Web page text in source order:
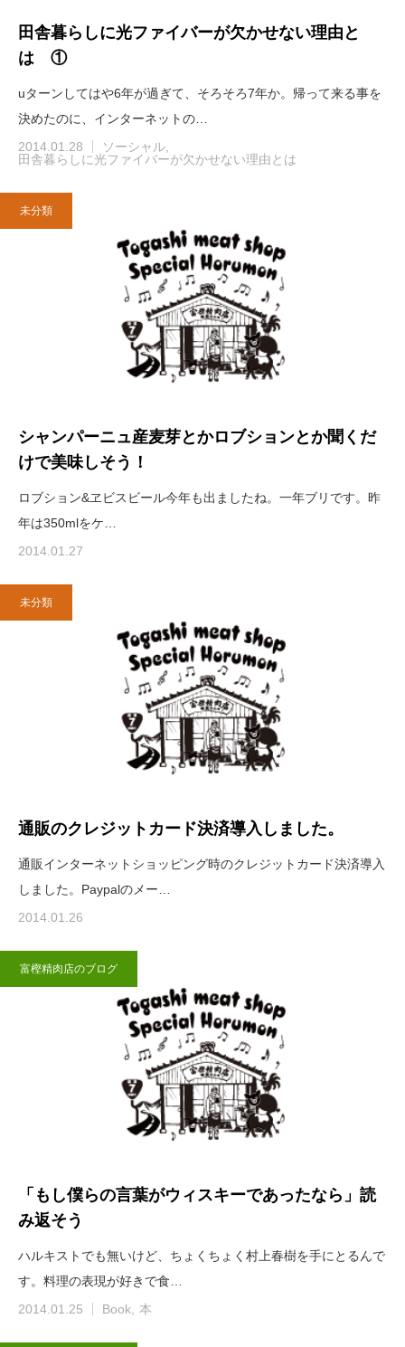
田舎暮らしに光ファイバーが欠かせない理由と
は ①
uターンしてはや6年が過ぎて、そろそろ7年か。帰って来る事を
決めたのに、インターネットの…
2014.01.28
ソーシャル
田舎暮らしに光ファイバーが欠かせない理由とは
未分類
シャンパーニュ産麦芽とかロブションとか聞くだ
けで美味しそう！
ロブション&ヱビスビール今年も出ましたね。一年ブリです。昨
年は350mlをケ…
2014.01.27
未分類
通販のクレジットカード決済導入しました。
通販インターネットショッピング時のクレジットカード決済導入
しました。Paypalのメー…
2014.01.26
富樫精肉店のブログ
「もし僕らの言葉がウィスキーであったなら」読
み返そう
ハルキストでも無いけど、ちょくちょく村上春樹を手にとるんで
す。料理の表現が好きで食…
2014.01.25
Book 本